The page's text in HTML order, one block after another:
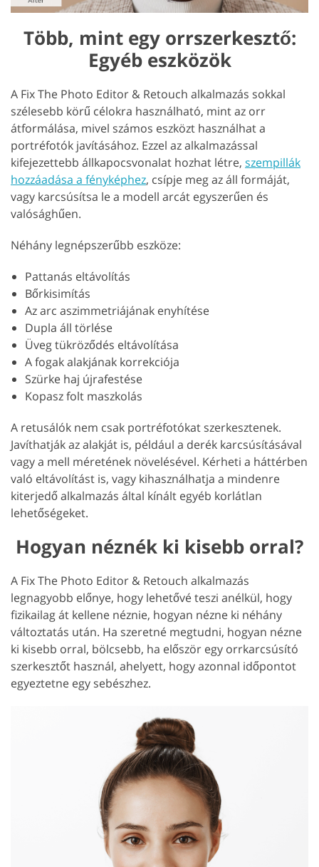
Több, mint egy orrszerkesztő:
Egyéb eszközök
A Fix The Photo Editor & Retouch alkalmazás sokkal
szélesebb körű célokra használható, mint az orr
átformálása, mivel számos eszközt használhat a
portréfotók javításához. Ezzel az alkalmazással
kifejezettebb állkapocsvonalat hozhat létre, szempillák
hozzáadása a fényképhez, csípje meg az áll formáját,
vagy karcsúsítsa le a modell arcát egyszerűen és
valósághűen.
Néhány legnépszerűbb eszköze:
Pattanás eltávolítás
Bőrkisimítás
Az arc aszimmetriájának enyhítése
Dupla áll törlése
Üveg tükröződés eltávolítása
A fogak alakjának korrekciója
Szürke haj újrafestése
Kopasz folt maszkolás
A retusálók nem csak portréfotókat szerkesztenek.
Javíthatják az alakját is, például a derék karcsúsításával
vagy a mell méretének növelésével. Kérheti a háttérben
való eltávolítást is, vagy kihasználhatja a mindenre
kiterjedő alkalmazás által kínált egyéb korlátlan
lehetőségeket.
Hogyan néznék ki kisebb orral?
A Fix The Photo Editor & Retouch alkalmazás
legnagyobb előnye, hogy lehetővé teszi anélkül, hogy
fizikailag át kellene néznie, hogyan nézne ki néhány
változtatás után. Ha szeretné megtudni, hogyan nézne
ki kisebb orral, bölcsebb, ha először egy orrkarcsúsító
szerkesztőt használ, ahelyett, hogy azonnal időpontot
egyeztetne egy sebészhez.